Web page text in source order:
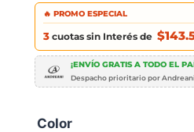
🔥 PROMO ESPECIAL
3 cuotas sin Interés de
¡ENVÍO GRATIS A TODO EL
Despacho prioritario por Andreani
Color